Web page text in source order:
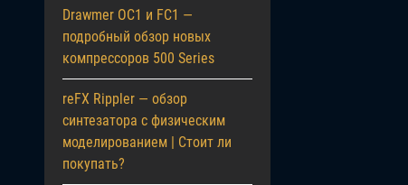
Drawmer OC1 и FC1 —
подробный обзор новых
компрессоров 500 Series
reFX Rippler — обзор
синтезатора с физическим
моделированием | Стоит ли
покупать?